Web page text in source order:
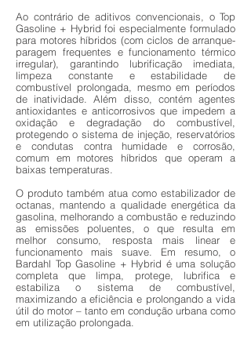
Ao contrário de aditivos convencionais, o Top
Gasoline + Hybrid foi especialmente formulado
para motores híbridos (com ciclos de arranque-
paragem frequentes e funcionamento térmico
irregular), garantindo lubrificação imediata,
limpeza constante e estabilidade de
combustível prolongada, mesmo em períodos
de inatividade. Além disso, contém agentes
antioxidantes e anticorrosivos que impedem a
oxidação e degradação do combustível,
protegendo o sistema de injeção, reservatórios
e condutas contra humidade e corrosão,
comum em motores híbridos que operam a
baixas temperaturas.
O produto também atua como estabilizador de
octanas, mantendo a qualidade energética da
gasolina, melhorando a combustão e reduzindo
as emissões poluentes, o que resulta em
melhor consumo, resposta mais linear e
funcionamento mais suave. Em resumo, o
Bardahl Top Gasoline + Hybrid é uma solução
completa que limpa, protege, lubrifica e
estabiliza o sistema de combustível,
maximizando a eficiência e prolongando a vida
útil do motor – tanto em condução urbana como
em utilização prolongada.